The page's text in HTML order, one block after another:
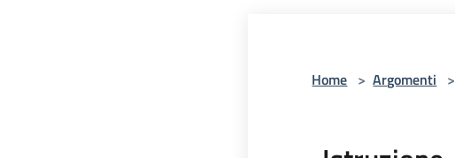
Home > Argomenti >